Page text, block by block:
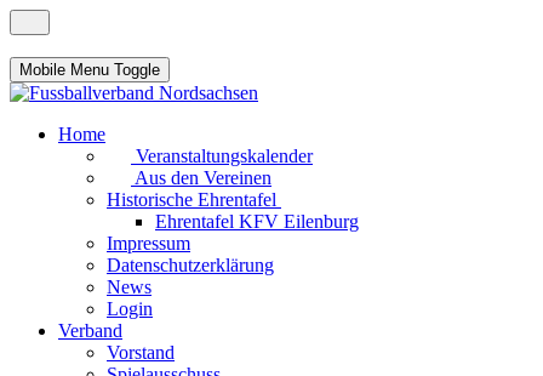
Mobile Menu Toggle
Home
Veranstaltungskalender
Aus den Vereinen
Historische Ehrentafel
Ehrentafel KFV Eilenburg
Impressum
Datenschutzerklärung
News
Login
Verband
Vorstand